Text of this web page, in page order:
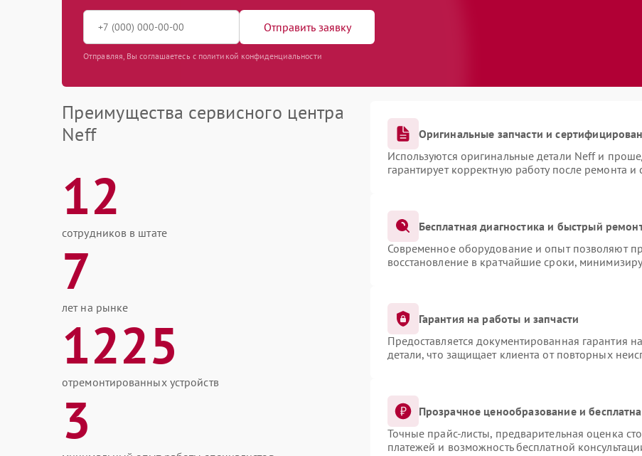
Отправить заявку
Отправляя, Вы соглашаетесь с политикой конфиденциальности
Преимущества сервисного центра
Neff
12
сотрудников в штате
7
лет на рынке
1225
отремонтированных устройств
3
Оригинальные запчасти и
Используются оригинальные детали Neff и
гарантирует корректную работу после ремонта
Бесплатная диагностика и быстрый
Современное оборудование и опыт позволяют
восстановление в кратчайшие сроки,
Гарантия на работы и запчасти
Предоставляется документированная гарантия
детали, что защищает клиента от повторных
Прозрачное ценообразование и
Точные прайс-листы, предварительная оценка
платежей и возможность бесплатной